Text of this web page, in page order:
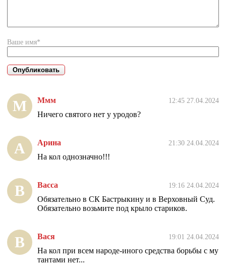
Ваше имя*
М Ммм 12:45 27.04.2024
Ничего святого нет у уродов?
А Арина 21:30 24.04.2024
На кол однозначно!!!
В Васса 19:16 24.04.2024
Обязательно в СК Бастрыкину и в Верховный Суд.
Обязательно возьмите под крыло стариков.
В Вася 19:01 24.04.2024
На кол при всем народе-иного средства борьбы с му
тантами нет...